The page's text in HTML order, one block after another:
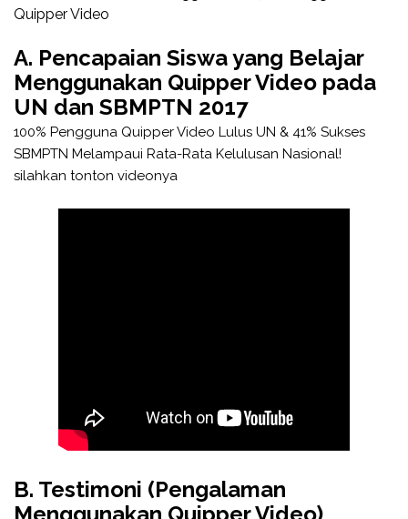
Quipper Video
A. Pencapaian Siswa yang Belajar
Menggunakan Quipper Video pada
UN dan SBMPTN 2017
100% Pengguna Quipper Video Lulus UN & 41% Sukses
SBMPTN Melampaui Rata-Rata Kelulusan Nasional!
silahkan tonton videonya
B. Testimoni (Pengalaman
Menggunakan Quipper Video)